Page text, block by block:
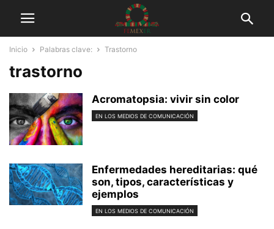
Inicio Palabras clave: Trastorno
trastorno
Acromatopsia: vivir sin color
EN LOS MEDIOS DE COMUNICACIÓN
Enfermedades hereditarias: qué
son, tipos, características y
ejemplos
EN LOS MEDIOS DE COMUNICACIÓN